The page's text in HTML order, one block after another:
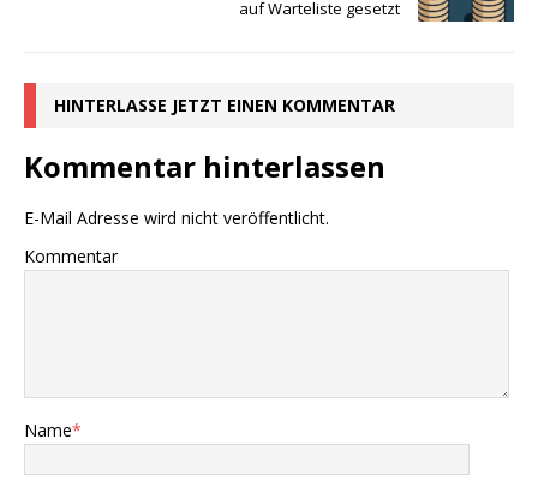
auf Warteliste gesetzt
HINTERLASSE JETZT EINEN KOMMENTAR
Kommentar hinterlassen
E-Mail Adresse wird nicht veröffentlicht.
Kommentar
Name*